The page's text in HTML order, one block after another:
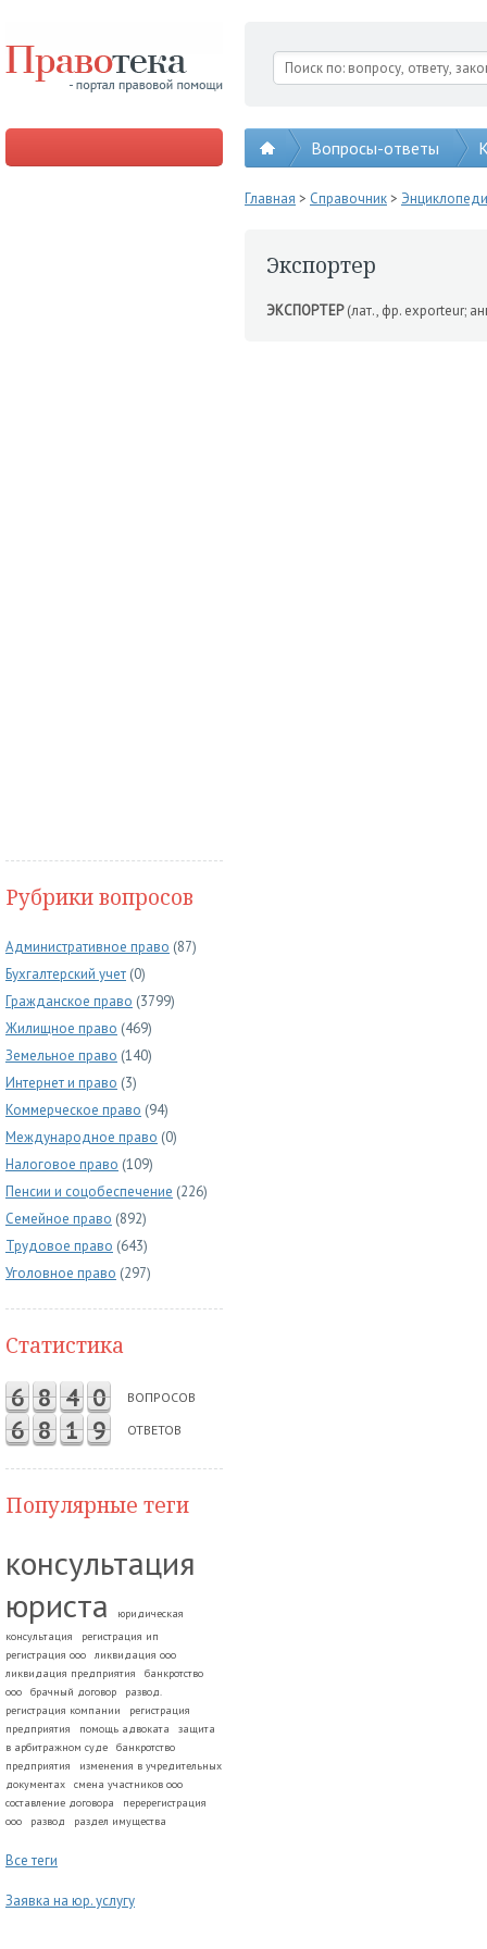
Вопросы-ответы
Рубрики вопросов
Административное право (87)
Бухгалтерский учет (0)
Гражданское право (3799)
Жилищное право (469)
Земельное право (140)
Интернет и право (3)
Коммерческое право (94)
Международное право (0)
Налоговое право (109)
Пенсии и соцобеспечение (226)
Семейное право (892)
Трудовое право (643)
Уголовное право (297)
Статистика
6 8 4 0 ВОПРОСОВ
6 8 1 9 ОТВЕТОВ
Популярные теги
консультация
юриста
юридическая
консультация
регистрация ип
регистрация ооо
ликвидация ооо
ликвидация предприятия
банкротство
ооо
брачный договор
развод.
регистрация компании
регистрация
предприятия
помощь адвоката
защита
в арбитражном суде
банкротство
предприятия
изменения в учредительных
документах
смена участников ооо
составление договора
перерегистрация
ооо
развод раздел имущества
Все теги
Заявка на юр. услугу
Главная > Справочник>
Экспортер
ЭКСПОРТЕР(лат., фр. exporteur;